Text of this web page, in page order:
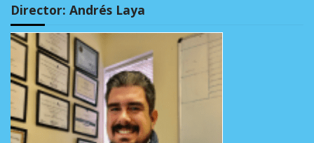
Director: Andrés Laya